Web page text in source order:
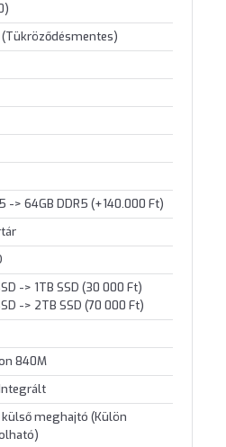
-> 64GB DDR5 (+140.000 Ft)
-> 1TB SSD (30 000 Ft)
-> 2TB SSD (70 000 Ft)
840M
külső meghajtó (Külön